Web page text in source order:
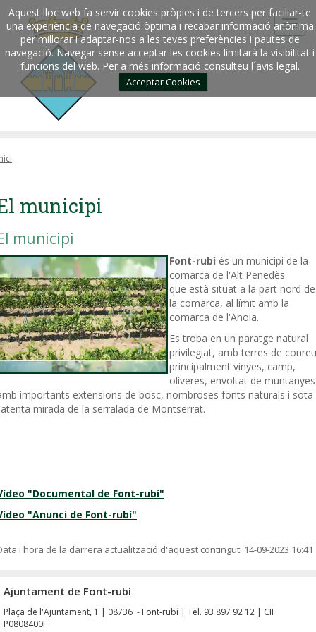
Aquest lloc web fa servir cookies pròpies i de tercers per faciliar-te
una experiència de navegació òptima i recabar informació anònima
per millorar i adaptar-nos a les teves preferències i pautes de
navegació. Navegar sense acceptar les cookies limitarà la visibilitat i
funcions del web. Per a més informació consulteu l´avis legal.
Acceptar Cookies
municipi
municipi
Font-rubíés un municipi de la
comarca de l'Alt Penedès
que està situat a la part nord de
la comarca, al límit amb la
comarca de l'Anoia.
Es troba en un paratge natural
privilegiat, amb terres de
principalment vinyes, camp,
oliveres, envoltat de muntanyes
importants extensions de bosc, nombroses fonts naturals i sota
mirada de la serralada de Montserrat.
"Documental de Font-rubí"
"Anunci de Font-rubí"
i hora de la darrera actualització d'aquest contingut: 14-09-2023 16:41
Ajuntament de Font-rubí
Plaça de l'Ajuntament, 1 | 08736 - Font-rubí | Tel. 93 897 92 12 | CIF
P0808400F